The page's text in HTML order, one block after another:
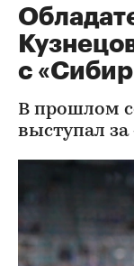
с
В прошлом
выступал